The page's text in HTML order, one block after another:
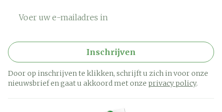
Inschrijven
Door op inschrijven te klikken, schrijft u zich in voor onze
nieuwsbrief en gaat u akkoord met onze privacy policy.